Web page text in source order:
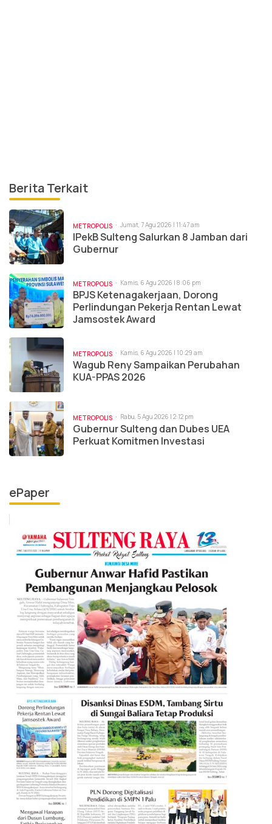
Berita Terkait
METROPOLIS Jumat, 7 Agu 2026 | 11:47 am
IPekB Sulteng Salurkan 8 Jamban dari
Gubernur
METROPOLIS Kamis, 6 Agu 2026 | 8:06 pm
BPJS Ketenagakerjaan, Dorong
Perlindungan Pekerja Rentan Lewat
Jamsostek Award
METROPOLIS Kamis, 6 Agu 2026 | 10:29 am
Wagub Reny Sampaikan Perubahan
KUA-PPAS 2026
METROPOLIS Rabu, 5 Agu 2026 | 2:12 pm
Gubernur Sulteng dan Dubes UEA
Perkuat Komitmen Investasi
ePaper